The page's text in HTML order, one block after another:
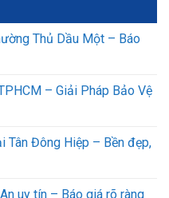
Thủ Dầu Một – Báo
– Giải Pháp Bảo Vệ
Tân Đông Hiệp – Bền đẹp,
uy tín – Báo giá rõ ràng